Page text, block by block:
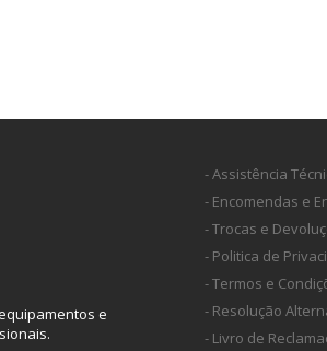
e
- Assistência
- Encomendas e
- Trocas e
- Politica de
- Termos e
- Resolução
- Livro de